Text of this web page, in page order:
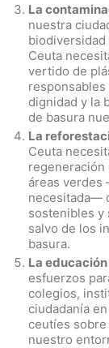
La
nuestra
biodiversidad
Ceuta
vertido de
dignidad y la
de basura
La
Ceuta
regeneración
áreas verdes
necesitada—
sostenibles y
salvo de los
basura.
La
esfuerzos
colegios,
ciudadanía
ceutíes
nuestro